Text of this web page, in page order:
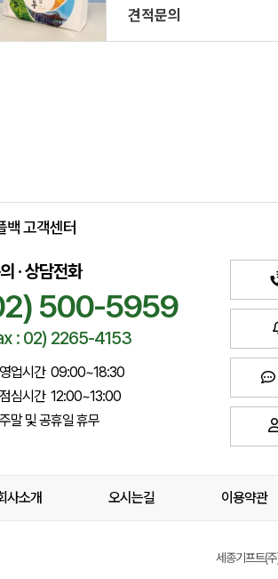
0mm)
견적문의
백 고객센터
· 상담전화
500-5959
: 02) 2265-4153
영업시간 09:00~18:30
점심시간 12:00~13:00
주말 및 공휴일 휴무
사소개 오시는길 이용약관
세종기프트(